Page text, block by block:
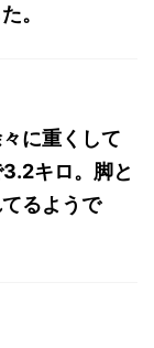
。
に重くして
キロ。脚と
るようで